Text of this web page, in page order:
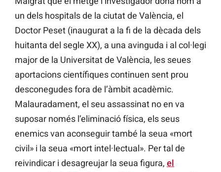
un dels hospitals de la ciutat de València, el
Doctor Peset (inaugurat a la fi de la dècada dels
huitanta del segle XX), a una avinguda i al col·legi
major de la Universitat de València, les seues
aportacions científiques continuen sent prou
desconegudes fora de l’àmbit acadèmic.
Malauradament, el seu assassinat no en va
suposar només l’eliminació física, els seus
enemics van aconseguir també la seua «mort
civil» i la seua «mort intel·lectual». Per tal de
reivindicar i desagreujar la seua figura, el